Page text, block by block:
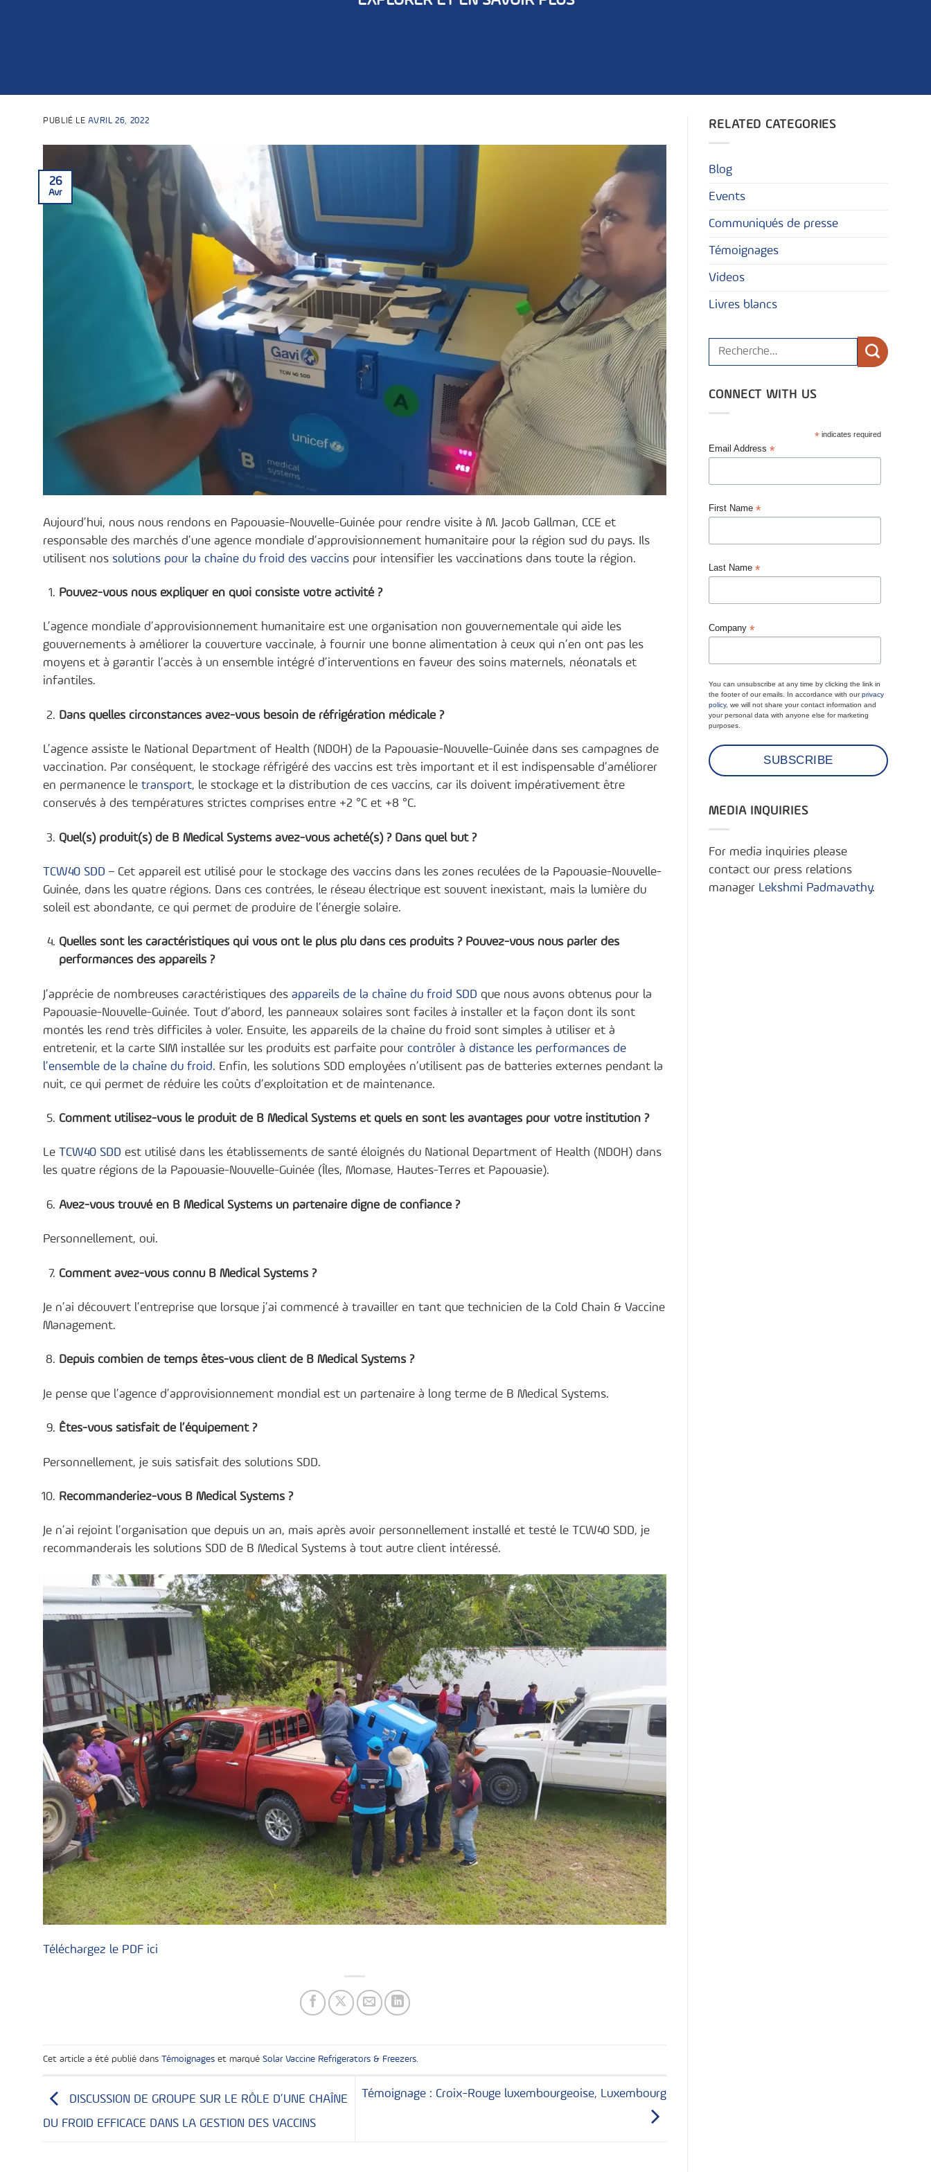
PUBLIÉ LEAVRIL 26, 2022
26
Avr
Aujourd’hui, nous nous rendons en Papouasie-Nouvelle-Guinée pour rendre visite à M. Jacob Gallman, CCE et
responsable des marchés d’une agence mondiale d’approvisionnement humanitaire pour la région sud du pays. Ils
utilisent nos solutions pour la chaîne du froid des vaccins pour intensifier les vaccinations dans toute la région.
Pouvez-vous nous expliquer en quoi consiste votre activité ?
L’agence mondiale d’approvisionnement humanitaire est une organisation non gouvernementale qui aide les
gouvernements à améliorer la couverture vaccinale, à fournir une bonne alimentation à ceux qui n’en ont pas les
moyens et à garantir l’accès à un ensemble intégré d’interventions en faveur des soins maternels, néonatals et
infantiles.
Dans quelles circonstances avez-vous besoin de réfrigération médicale ?
L’agence assiste le National Department of Health (NDOH) de la Papouasie-Nouvelle-Guinée dans ses campagnes de
vaccination. Par conséquent, le stockage réfrigéré des vaccins est très important et il est indispensable d’améliorer
en permanence le transport, le stockage et la distribution de ces vaccins, car ils doivent impérativement être
conservés à des températures strictes comprises entre +2 °C et +8 °C.
Quel(s) produit(s) de B Medical Systems avez-vous acheté(s) ? Dans quel but ?
TCW40 SDD – Cet appareil est utilisé pour le stockage des vaccins dans les zones reculées de la Papouasie-Nouvelle-
Guinée, dans les quatre régions. Dans ces contrées, le réseau électrique est souvent inexistant, mais la lumière du
soleil est abondante, ce qui permet de produire de l’énergie solaire.
Quelles sont les caractéristiques qui vous ont le plus plu dans ces produits ? Pouvez-vous nous parler des
performances des appareils ?
J’apprécie de nombreuses caractéristiques des appareils de la chaîne du froid SDD que nous avons obtenus pour la
Papouasie-Nouvelle-Guinée. Tout d’abord, les panneaux solaires sont faciles à installer et la façon dont ils sont
montés les rend très difficiles à voler. Ensuite, les appareils de la chaîne du froid sont simples à utiliser et à
entretenir, et la carte SIM installée sur les produits est parfaite pour contrôler à distance les performances de
l’ensemble de la chaîne du froid. Enfin, les solutions SDD employées n’utilisent pas de batteries externes pendant la
nuit, ce qui permet de réduire les coûts d’exploitation et de maintenance.
Comment utilisez-vous le produit de B Medical Systems et quels en sont les avantages pour votre institution ?
Le TCW40 SDD est utilisé dans les établissements de santé éloignés du National Department of Health (NDOH) dans
les quatre régions de la Papouasie-Nouvelle-Guinée (Îles, Momase, Hautes-Terres et Papouasie).
Avez-vous trouvé en B Medical Systems un partenaire digne de confiance ?
Personnellement, oui.
Comment avez-vous connu B Medical Systems ?
Je n’ai découvert l’entreprise que lorsque j’ai commencé à travailler en tant que technicien de la Cold Chain & Vaccine
Management.
Depuis combien de temps êtes-vous client de B Medical Systems ?
Je pense que l’agence d’approvisionnement mondial est un partenaire à long terme de B Medical Systems.
Êtes-vous satisfait de l’équipement ?
Personnellement, je suis satisfait des solutions SDD.
Recommanderiez-vous B Medical Systems ?
Je n’ai rejoint l’organisation que depuis un an, mais après avoir personnellement installé et testé le TCW40 SDD, je
recommanderais les solutions SDD de B Medical Systems à tout autre client intéressé.
Téléchargez le PDF ici
Cet article a été publié dans Témoignages et marqué Solar Vaccine Refrigerators & Freezers.
DISCUSSION DE GROUPE SUR LE RÔLE D’UNE CHAÎNE
DU FROID EFFICACE DANS LA GESTION DES VACCINS
Témoignage : Croix-Rouge luxembourgeoise, Luxembourg
RELATED CATEGORIES
Blog
Events
Communiqués de presse
Témoignages
Videos
Livres blancs
CONNECT WITH US
*indicates required
Email Address *
First Name *
Last Name *
Company *
You can unsubscribe at any time by clicking the link in
the footer of our emails. In accordance with ourprivacy
policy, we will not share your contact information and
your personal data with anyone else for marketing
purposes.
MEDIA INQUIRIES
For media inquiries please
contact our press relations
manager Lekshmi Padmavathy.